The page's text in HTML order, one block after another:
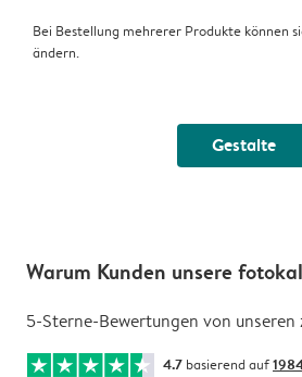
Bei Bestellung mehrerer Produkte können
ändern.
Gestalte
Warum Kunden unsere
5-Sterne-Bewertungen von unseren
4.7 basierend auf